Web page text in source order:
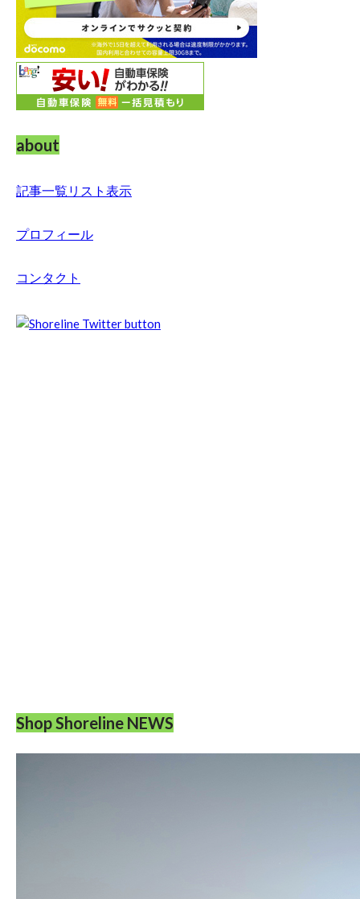
about
記事一覧リスト表示
プロフィール
コンタクト
Shop Shoreline NEWS